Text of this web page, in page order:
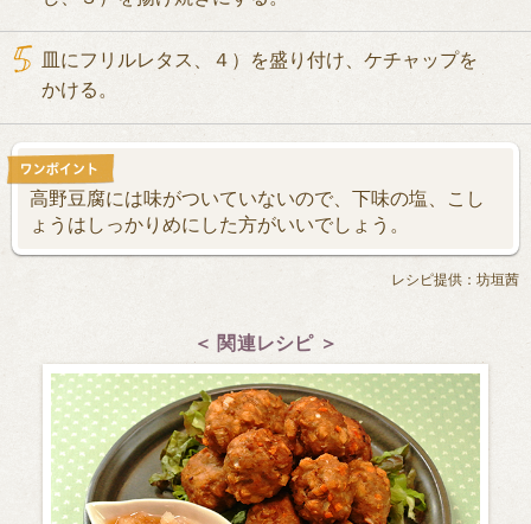
皿にフリルレタス、４）を盛り付け、ケチャップを
かける。
高野豆腐には味がついていないので、下味の塩、こし
ょうはしっかりめにした方がいいでしょう。
レシピ提供：坊垣茜
＜ 関連レシピ ＞